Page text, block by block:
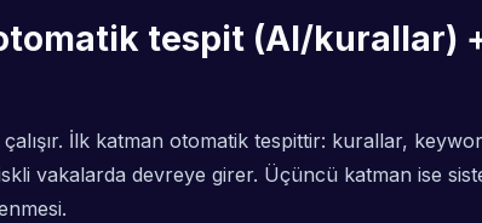
tespit (AI/kurallar)
İlk katman otomatik tespittir: kurallar,
vakalarda devreye girer. Üçüncü katman ise